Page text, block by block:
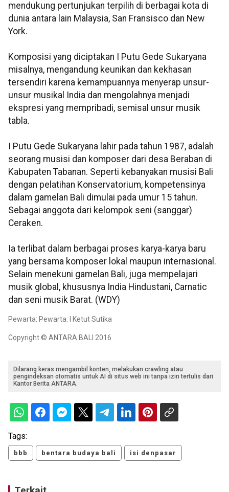
mendukung pertunjukan terpilih di berbagai kota di
dunia antara lain Malaysia, San Fransisco dan New
York.
Komposisi yang diciptakan I Putu Gede Sukaryana
misalnya, mengandung keunikan dan kekhasan
tersendiri karena kemampuannya menyerap unsur-
unsur musikal India dan mengolahnya menjadi
ekspresi yang mempribadi, semisal unsur musik
tabla.
I Putu Gede Sukaryana lahir pada tahun 1987, adalah
seorang musisi dan komposer dari desa Beraban di
Kabupaten Tabanan. Seperti kebanyakan musisi Bali
dengan pelatihan Konservatorium, kompetensinya
dalam gamelan Bali dimulai pada umur 15 tahun.
Sebagai anggota dari kelompok seni (sanggar)
Ceraken.
Ia terlibat dalam berbagai proses karya-karya baru
yang bersama komposer lokal maupun internasional.
Selain menekuni gamelan Bali, juga mempelajari
musik global, khususnya India Hindustani, Carnatic
dan seni musik Barat. (WDY)
Pewarta: Pewarta: I Ketut Sutika
Copyright © ANTARA BALI 2016
Dilarang keras mengambil konten, melakukan crawling atau
pengindeksan otomatis untuk AI di situs web ini tanpa izin tertulis dari
Kantor Berita ANTARA.
Tags:
bbb bentara budaya bali isi denpasar